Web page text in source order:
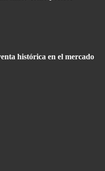
histórica en el mercado